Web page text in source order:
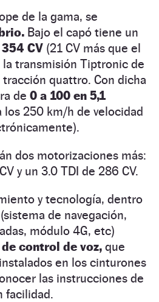
de la gama, se
Bajo el capó tiene un
CV (21 CV más que el
transmisión Tiptronic de
quattro. Con dicha
de 0 a 100 en 5,1
los 250 km/h de velocidad
dos motorizaciones más:
y un 3.0 TDI de 286 CV.
y tecnología, dentro
de navegación,
módulo 4G, etc)
control de voz, que
en los cinturones
las instrucciones de
facilidad.